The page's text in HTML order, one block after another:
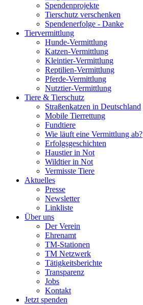
Spendenprojekte
Tierschutz verschenken
Spendenerfolge - Danke
Tiervermittlung
Hunde-Vermittlung
Katzen-Vermittlung
Kleintier-Vermittlung
Reptilien-Vermittlung
Pferde-Vermittlung
Nutztier-Vermittlung
Tiere & Tierschutz
Straßenkatzen in Deutschland
Mobile Tierrettung
Fundtiere
Wie läuft eine Vermittlung ab?
Erfolgsgeschichten
Haustier in Not
Wildtier in Not
Vermisste Tiere
Aktuelles
Presse
Newsletter
Linkliste
Über uns
Der Verein
Ehrenamt
TM-Stationen
TM Netzwerk
Tätigkeitsberichte
Transparenz
Jobs
Kontakt
Jetzt spenden